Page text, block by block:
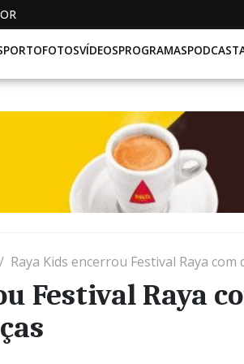
FOTOSVÍDEOSPROGRAMASPODCAST
Raya Kids encerrou Festival Raya com
Festival Raya